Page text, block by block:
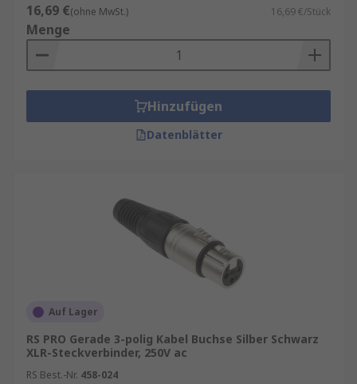
16,69 €(ohne MwSt.) 16,69 €/Stück
Menge
Hinzufügen
Datenblätter
Auf Lager
RS PRO Gerade 3-polig Kabel Buchse Silber Schwarz
XLR-Steckverbinder, 250V ac
RS Best.-Nr. 458-024